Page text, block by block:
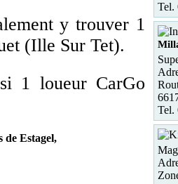
y trouver 1
(Ille Sur Tet).
1 loueur CarGo
de Estagel,
Tel.
Tel.